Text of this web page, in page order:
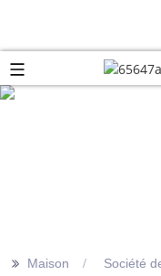
>> Maison Société